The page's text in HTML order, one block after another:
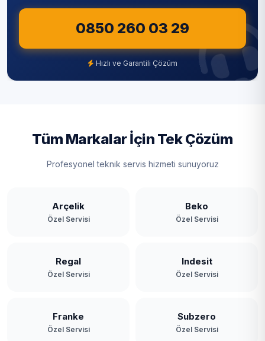
Şişli
Tuzla
Üsküdar
Zeytinburnu
Kaynarca
Örnekköy
Paşamandıra
Riva
0850 260 03 29
Hızlı ve Garantili Çözüm
Tüm Markalar İçin Tek Çözüm
Profesyonel teknik servis hizmeti sunuyoruz
Arçelik
Özel Servisi
Beko
Özel Servisi
Regal
Özel Servisi
Indesit
Özel Servisi
Franke
Özel Servisi
Subzero
Özel Servisi